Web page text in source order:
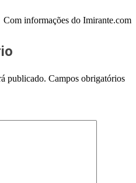
Com informações do Imirante.com
publicado. Campos obrigatórios